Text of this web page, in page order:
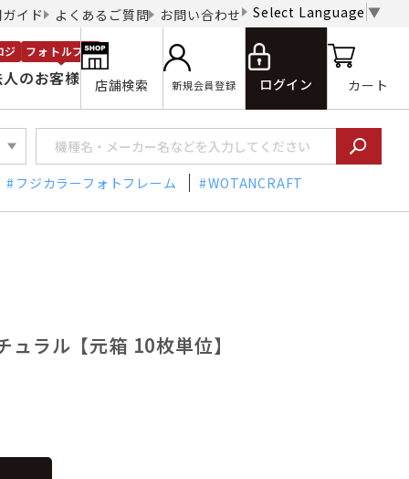
イド よくあるご質問 お問い合わせ Select Language ▼
のお客様
ジ フォトルプロ
店舗検索 新規会員登録 ログイン カート
フジカラーフォトフレーム WOTANCRAFT
ラル【元箱 10枚単位】